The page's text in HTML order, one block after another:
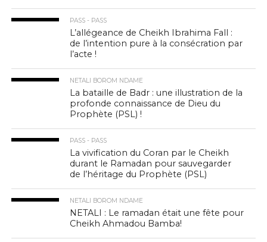
PASS - PASS
L’allégeance de Cheikh Ibrahima Fall :
de l’intention pure à la consécration par
l’acte !
NETALI BOROM NDAME
La bataille de Badr : une illustration de la
profonde connaissance de Dieu du
Prophète (PSL) !
PASS - PASS
La vivification du Coran par le Cheikh
durant le Ramadan pour sauvegarder
de l’héritage du Prophète (PSL)
NETALI BOROM NDAME
NETALI : Le ramadan était une fête pour
Cheikh Ahmadou Bamba!